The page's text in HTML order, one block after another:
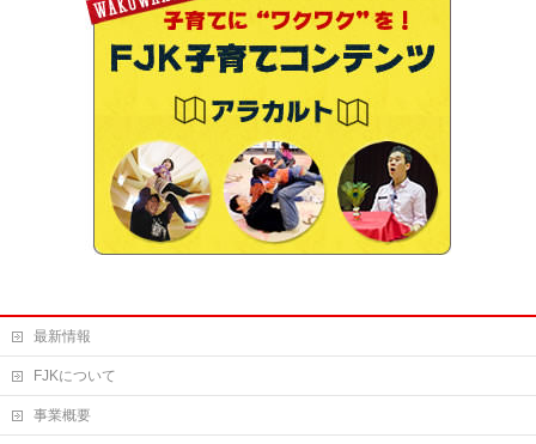
最新情報
FJKについて
事業概要